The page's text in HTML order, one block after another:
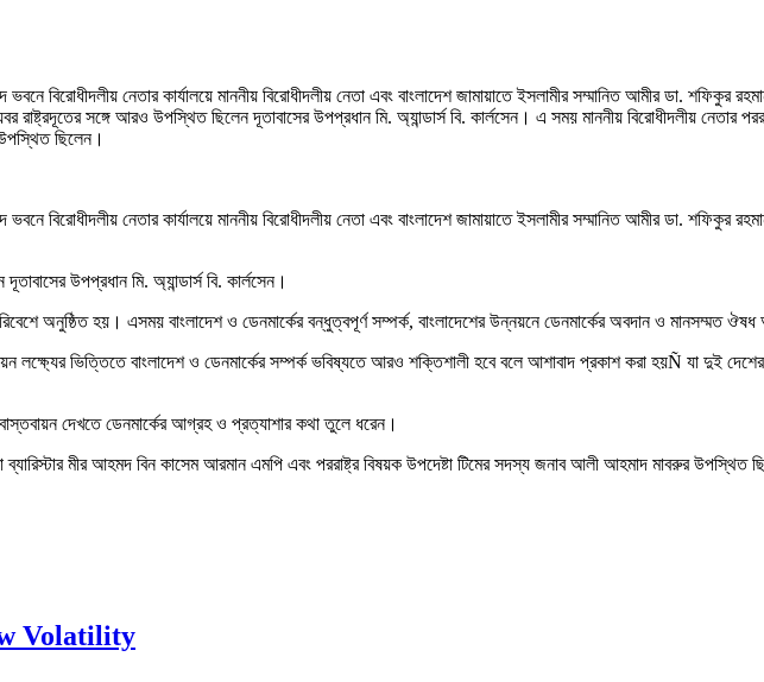
নেতার কার্যালয়ে মাননীয় বিরোধীদলীয় নেতা এবং বাংলাদেশ জামায়াতে ইসলামীর সম্মানিত আমীর ডা. শফিকুর রহমান
সঙ্গে আরও উপস্থিত ছিলেন দূতাবাসের উপপ্রধান মি. অ্যান্ডার্স বি. কার্লসেন। এ সময় মাননীয় বিরোধীদলীয় নেতার
ছিলেন।
নেতার কার্যালয়ে মাননীয় বিরোধীদলীয় নেতা এবং বাংলাদেশ জামায়াতে ইসলামীর সম্মানিত আমীর ডা. শফিকুর রহমান
উপপ্রধান মি. অ্যান্ডার্স বি. কার্লসেন।
অনুষ্ঠিত হয়। এসময় বাংলাদেশ ও ডেনমার্কের বন্ধুত্বপূর্ণ সম্পর্ক, বাংলাদেশের উন্নয়নে ডেনমার্কের অবদান ও মানসম্মত
ভিত্তিতে বাংলাদেশ ও ডেনমার্কের সম্পর্ক ভবিষ্যতে আরও শক্তিশালী হবে বলে আশাবাদ প্রকাশ করা হয়Ñ যা দুই
বাস্তবায়ন দেখতে ডেনমার্কের আগ্রহ ও প্রত্যাশার কথা তুলে ধরেন।
ব্যারিস্টার মীর আহমদ বিন কাসেম আরমান এমপি এবং পররাষ্ট্র বিষয়ক উপদেষ্টা টিমের সদস্য জনাব আলী আহমাদ মাবরুর
Volatility